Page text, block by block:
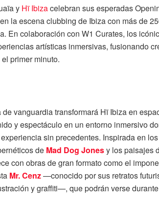
y Hï Ibizacelebran sus esperadas
la escena clubbing de Ibiza con más de
En colaboración con W1 Curates, los
artísticas inmersivas, fusionando
primer minuto.
vanguardia transformará Hï Ibiza en
y espectáculo en un entorno inmersivo
sin precedentes. Inspirada en
de Mad Dog Jonesy los paisajes
con obras de gran formato como el
Mr. Cenz—conocido por sus retratos
y graffiti—, que podrán verse